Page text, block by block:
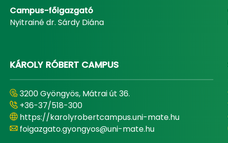
Campus-főigazgató
Nyitrainé dr. Sárdy Diána
KÁROLY RÓBERT CAMPUS
3200 Gyöngyös, Mátrai út 36.
+36-37/518-300
https://karolyrobertcampus.uni-mate.hu
foigazgato.gyongyos@uni-mate.hu